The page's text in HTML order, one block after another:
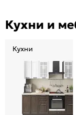
Кухни и
Кухни